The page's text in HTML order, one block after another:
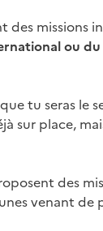
missions
ou
tu seras le
sur place,
des
venant de